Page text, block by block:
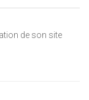
de son site